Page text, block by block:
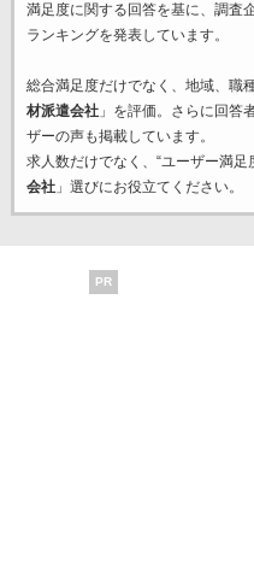
満足度に関する回答を基に、調査
ランキングを発表しています。
総合満足度だけでなく、地域、職
材派遣会社」を評価。さらに回答
ザーの声も掲載しています。
求人数だけでなく、“ユーザー満足
会社」選びにお役立てください。
PR